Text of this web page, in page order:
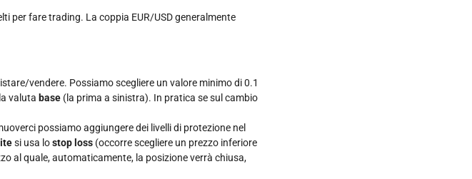
per fare trading. La coppia EUR/USD generalmente
vendere. Possiamo scegliere un valore minimo di 0.1
valuta base (la prima a sinistra). In pratica se sul cambio
possiamo aggiungere dei livelli di protezione nel
si usa lostop loss (occorre scegliere un prezzo inferiore
al quale, automaticamente, la posizione verrà chiusa,